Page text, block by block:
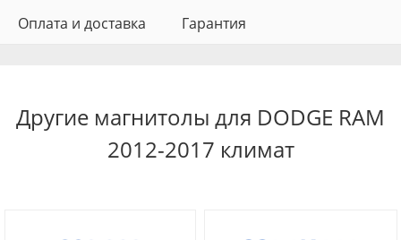
Оплата и доставка Гарантия
Другие магнитолы для DODGE RAM
2012-2017 климат